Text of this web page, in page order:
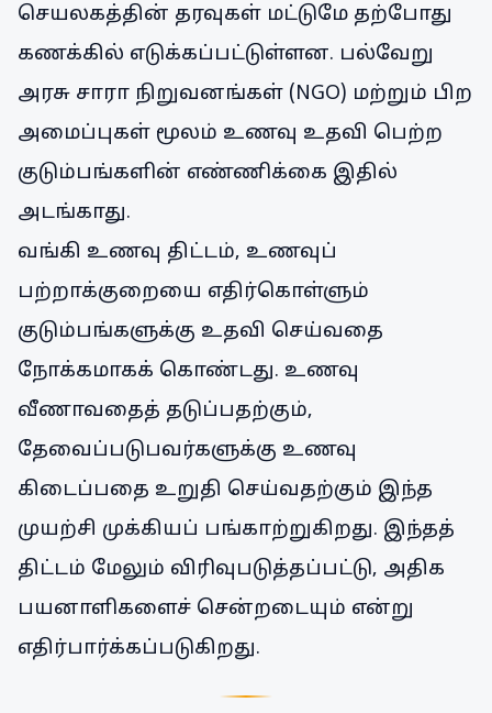
செயலகத்தின் தரவுகள் மட்டுமே தற்போது
கணக்கில் எடுக்கப்பட்டுள்ளன. பல்வேறு
அரசு சாரா நிறுவனங்கள் (NGO) மற்றும் பிற
அமைப்புகள் மூலம் உணவு உதவி பெற்ற
குடும்பங்களின் எண்ணிக்கை இதில்
அடங்காது.
வங்கி உணவு திட்டம், உணவுப்
பற்றாக்குறையை எதிர்கொள்ளும்
குடும்பங்களுக்கு உதவி செய்வதை
நோக்கமாகக் கொண்டது. உணவு
வீணாவதைத் தடுப்பதற்கும்,
தேவைப்படுபவர்களுக்கு உணவு
கிடைப்பதை உறுதி செய்வதற்கும் இந்த
முயற்சி முக்கியப் பங்காற்றுகிறது. இந்தத்
திட்டம் மேலும் விரிவுபடுத்தப்பட்டு, அதிக
பயனாளிகளைச் சென்றடையும் என்று
எதிர்பார்க்கப்படுகிறது.